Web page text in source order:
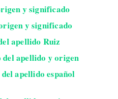
y significado
y significado
apellido Ruiz
apellido y origen
apellido español